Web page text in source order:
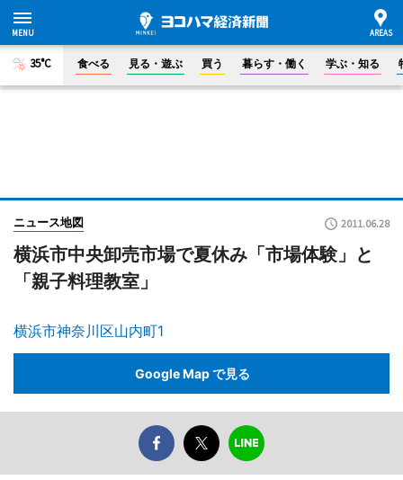
35°C 食べる 見る・遊ぶ 買う 暮らす・働く 学ぶ・知る
ニュース地図 2011.06.28
横浜市中央卸売市場で夏休み「市場体験」と
「親子料理教室」
横浜市神奈川区山内町1
Google Map で見る